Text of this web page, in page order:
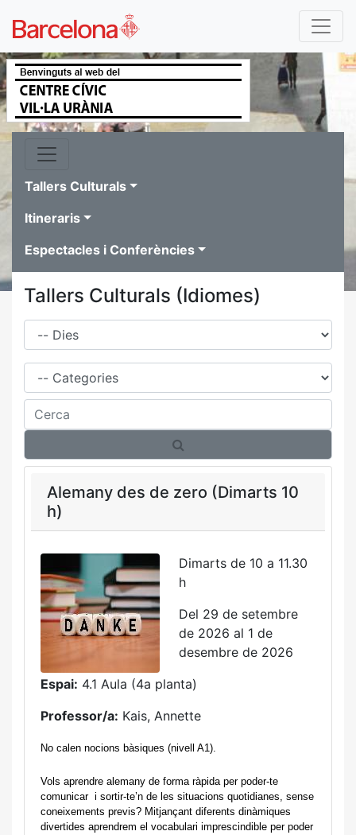
Tallers Culturals
Itineraris
Espectacles i Conferències
Tallers Culturals (Idiomes)
Dies
Família
Cerca
Alemany des de zero (Dimarts 10
h)
Dimarts de 10 a 11.30
h
Del 29 de setembre
de 2026 al 1 de
desembre de 2026
Espai: 4.1 Aula (4a planta)
Professor/a: Kais, Annette
No calen nocions bàsiques (nivell A1).
Vols aprendre alemany de forma ràpida per poder-te
comunicar  i sortir-te’n de les situacions quotidianes, sense
coneixements previs? Mitjançant diferents dinàmiques
divertides aprendrem el vocabulari imprescindible per poder